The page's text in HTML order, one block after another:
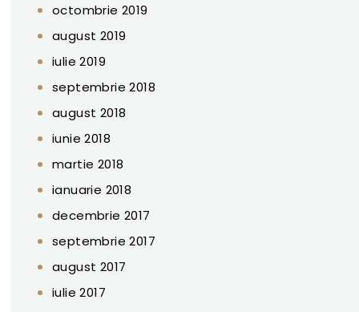
octombrie 2019
august 2019
iulie 2019
septembrie 2018
august 2018
iunie 2018
martie 2018
ianuarie 2018
decembrie 2017
septembrie 2017
august 2017
iulie 2017